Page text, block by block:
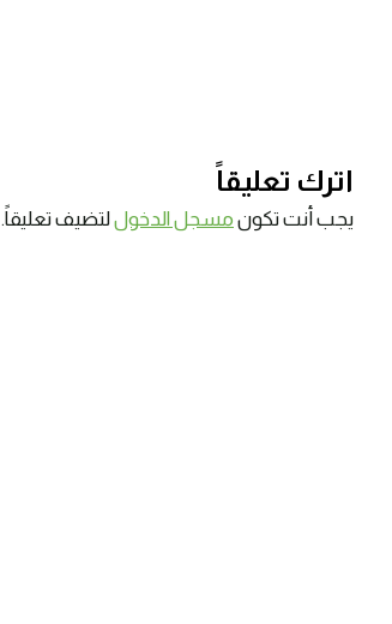
اترك تعليقاً
يجب أنت تكون مسجل الدخوللتضيف تعليقاً.